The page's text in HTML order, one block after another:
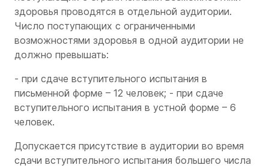
здоровья проводятся в отдельной аудитории.
Число поступающих с ограниченными
возможностями здоровья в одной аудитории не
должно превышать:
- при сдаче вступительного испытания в
письменной форме – 12 человек; - при сдаче
вступительного испытания в устной форме – 6
человек.
Допускается присутствие в аудитории во время
сдачи вступительного испытания большего числа